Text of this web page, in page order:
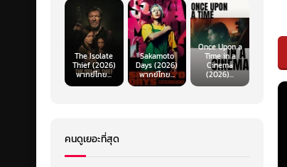
The Isolate
Thief (2026)
พากย์ไทย...
Sakamoto
Days (2026)
พากย์ไทย...
Once Upon a
Time in a
Cinema
(2026)...
คนดูเยอะที่สุด